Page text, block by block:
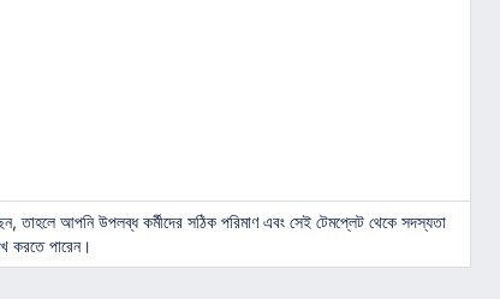
আপনি উপলব্ধ কর্মীদের সঠিক পরিমাণ এবং সেই টেমপ্লেট থেকে সদস্যতা
করতে পারেন।